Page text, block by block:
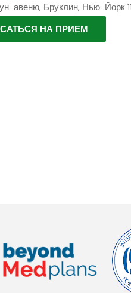
авеню, Бруклин, Нью-Йорк
НА ПРИЕМ